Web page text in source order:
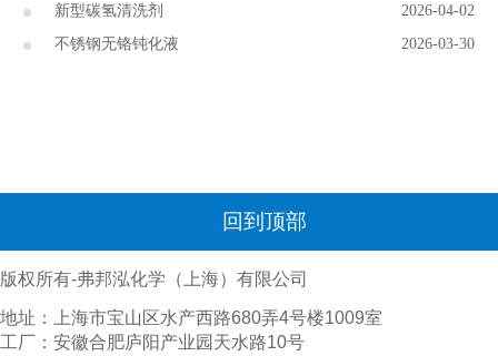
2026-04-02
新型碳氢清洗剂
2026-03-30
不锈钢无铬钝化液
回到顶部
版权所有-弗邦泓化学（上海）有限公司
地址：上海市宝山区水产西路680弄4号楼1009室
工厂：安徽合肥庐阳产业园天水路10号